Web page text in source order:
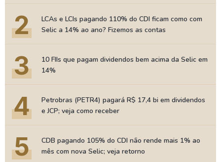
2
LCAs e LCIs pagando 110% do CDI ficam como com
Selic a 14% ao ano? Fizemos as contas
3
10 FIIs que pagam dividendos bem acima da Selic em
14%
4
Petrobras (PETR4) pagará R$ 17,4 bi em dividendos
e JCP; veja como receber
5
CDB pagando 105% do CDI não rende mais 1% ao
mês com nova Selic; veja retorno